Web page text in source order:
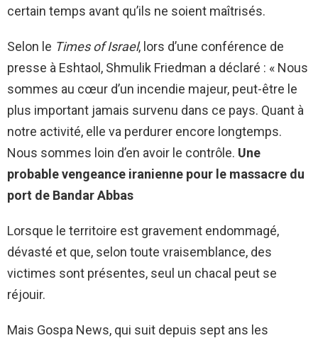
certain temps avant qu’ils ne soient maîtrisés.
Selon le Times of Israel, lors d’une conférence de
presse à Eshtaol, Shmulik Friedman a déclaré : « Nous
sommes au cœur d’un incendie majeur, peut-être le
plus important jamais survenu dans ce pays. Quant à
notre activité, elle va perdurer encore longtemps.
Nous sommes loin d’en avoir le contrôle. Une
probable vengeance iranienne pour le massacre du
port de Bandar Abbas
Lorsque le territoire est gravement endommagé,
dévasté et que, selon toute vraisemblance, des
victimes sont présentes, seul un chacal peut se
réjouir.
Mais Gospa News, qui suit depuis sept ans les